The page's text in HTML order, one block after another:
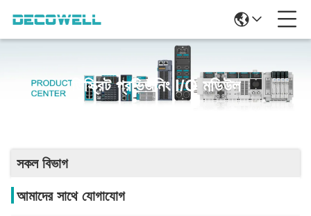
ডিস্ক্রিট প্রভিজনিং I/O মডিউল
সকল বিভাগ
আমাদের সাথে যোগাযোগ